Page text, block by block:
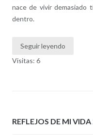
nace de vivir demasiado
dentro.
Seguir leyendo
Visitas: 6
REFLEJOS DE MI